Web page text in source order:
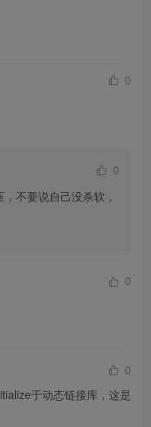
0
0
不要说自己没杀软，
0
0
于动态链接库，这是